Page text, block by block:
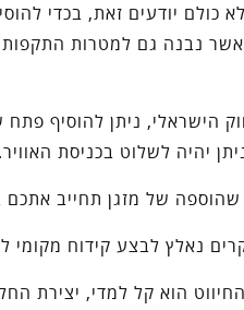
כולם יודעים זאת, בכדי
נבנה גם למטרות התקפות
הישראלי, ניתן להוסיף
יהיה לשלוט בכניסת האוויר.
של מזגן תחייב
נאלץ לבצע קידוח
הוא קל למדי, יצירת